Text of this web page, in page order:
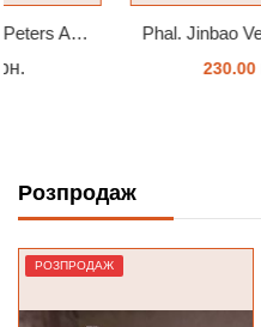
Phal. Jinbao Venus Леді Мармелад 1.7 (торфстакан)
Розпродаж
РОЗПРОДАЖ